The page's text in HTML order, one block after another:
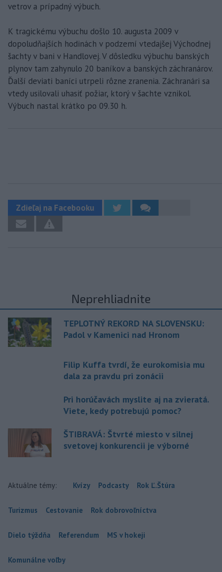
vetrov a prípadný výbuch.
K tragickému výbuchu došlo 10. augusta 2009 v
dopoludňajších hodinách v podzemí vtedajšej Východnej
šachty v bani v Handlovej. V dôsledku výbuchu banských
plynov tam zahynulo 20 baníkov a banských záchranárov.
Ďalší deviati baníci utrpeli rôzne zranenia. Záchranári sa
vtedy usilovali uhasiť požiar, ktorý v šachte vznikol.
Výbuch nastal krátko po 09.30 h.
Zdieľaj na Facebooku
Neprehliadnite
TEPLOTNÝ REKORD NA SLOVENSKU:
Padol v Kamenici nad Hronom
Filip Kuffa tvrdí, že eurokomisia mu
dala za pravdu pri zonácii
Pri horúčavách myslite aj na zvieratá.
Viete, kedy potrebujú pomoc?
ŠTIBRAVÁ: Štvrté miesto v silnej
svetovej konkurencii je výborné
Aktuálne témy: Kvízy Podcasty Rok Ľ.Štúra
Turizmus Cestovanie Rok dobrovoľníctva
Dielo týždňa Referendum MS v hokeji
Komunálne voľby